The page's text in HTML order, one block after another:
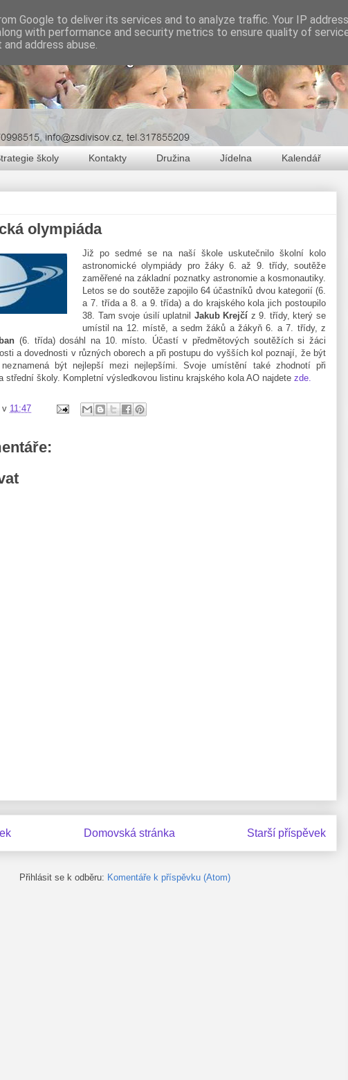
školy Kontakty Družina Jídelna Kalendář
olympiáda
Již po sedmé se na naší škole uskutečnilo školní kolo
astronomické olympiády pro žáky 6. až 9. třídy, soutěže
zaměřené na základní poznatky astronomie a kosmonautiky.
Letos se do soutěže zapojilo 64 účastníků dvou kategorií (6.
a 7. třída a 8. a 9. třída) a do krajského kola jich postoupilo
38. Tam svoje úsilí uplatnil Jakub Krejčí z 9. třídy, který se
umístil na 12. místě, a sedm žáků a žákyň 6. a 7. třídy, z
(6. třída) dosáhl na 10. místo. Účastí v předmětových soutěžích si žáci
a dovednosti v různých oborech a při postupu do vyšších kol poznají, že být
být nejlepší mezi nejlepšími. Svoje umístění také zhodnotí při
střední školy. Kompletní výsledkovou listinu krajského kola AO najdete zde.
v 11:47
Starší příspěvek
Domovská stránka
Přihlásit se k odběru: Komentáře k příspěvku (Atom)
Google to deliver its services and to analyze traffic. Your IP
with performance and security metrics to ensure quality of
address abuse.